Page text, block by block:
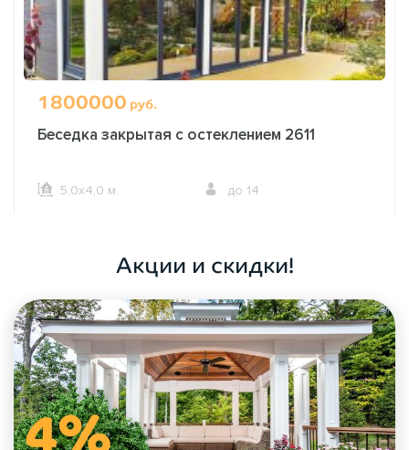
1800000 руб.
Беседка закрытая с остеклением 2611
5,0х4,0 м. до 14
Акции и скидки!